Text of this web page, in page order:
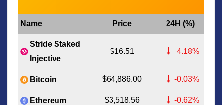
Name Price 24H (%)
Stride Staked
Injective
$16.51 -4.18%
Bitcoin $64,886.00 -0.03%
Ethereum $3,518.56 -0.62%